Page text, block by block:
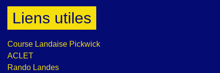
Liens utiles
Course Landaise Pickwick
ACLET
Rando Landes